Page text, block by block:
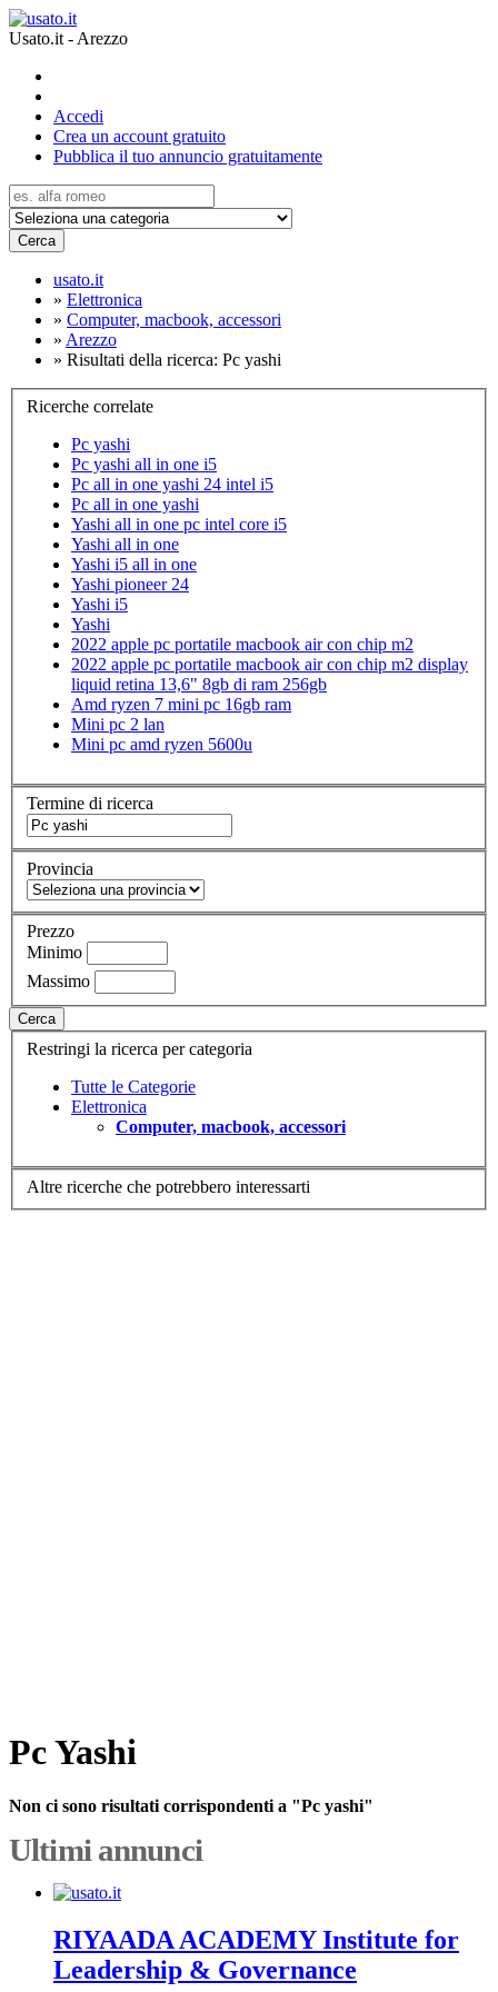
Usato.it - Arezzo
Accedi
Crea un account gratuito
Pubblica il tuo annuncio gratuitamente
Cerca
usato.it
» Elettronica
» Computer, macbook, accessori
» Arezzo
» Risultati della ricerca: Pc yashi
Ricerche correlate
Pc yashi
Pc yashi all in one i5
Pc all in one yashi 24 intel i5
Pc all in one yashi
Yashi all in one pc intel core i5
Yashi all in one
Yashi i5 all in one
Yashi pioneer 24
Yashi i5
Yashi
2022 apple pc portatile macbook air con chip m2
2022 apple pc portatile macbook air con chip m2 display
liquid retina 13,6" 8gb di ram 256gb
Amd ryzen 7 mini pc 16gb ram
Mini pc 2 lan
Mini pc amd ryzen 5600u
Termine di ricerca
Provincia
Prezzo
Minimo
Massimo
Cerca
Restringi la ricerca per categoria
Tutte le Categorie
Elettronica
Computer, macbook, accessori
Altre ricerche che potrebbero interessarti
Pc Yashi
Non ci sono risultati corrispondenti a "Pc yashi"
Ultimi annunci
RIYAADA ACADEMY Institute for
Leadership & Governance